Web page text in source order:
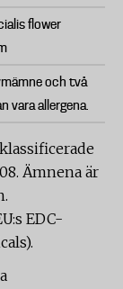
flower
och två
vara allergena.
Ämnena är
EDC-